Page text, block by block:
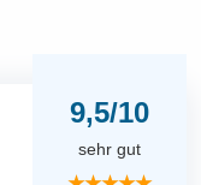
9,5/10
sehr gut